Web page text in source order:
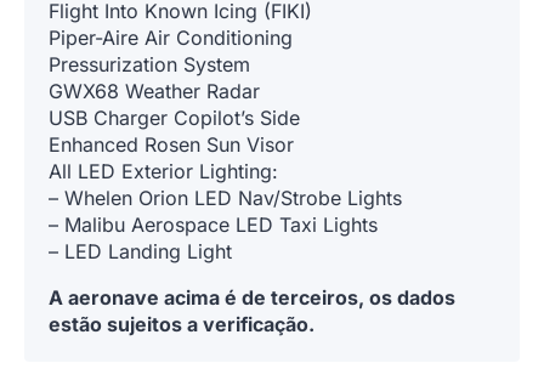
Flight Into Known Icing (FIKI)
Piper-Aire Air Conditioning
Pressurization System
GWX68 Weather Radar
USB Charger Copilot’s Side
Enhanced Rosen Sun Visor
All LED Exterior Lighting:
– Whelen Orion LED Nav/Strobe Lights
– Malibu Aerospace LED Taxi Lights
– LED Landing Light
A aeronave acima é de terceiros, os dados
estão sujeitos a verificação.